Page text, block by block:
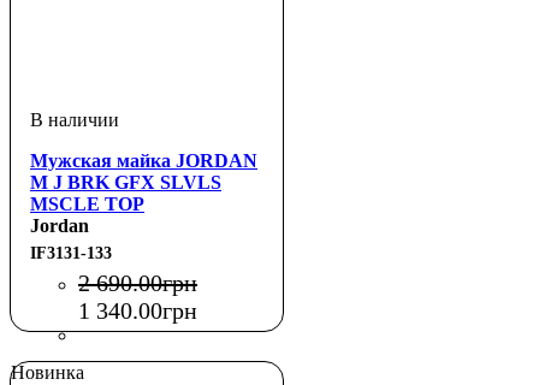
Мужская майка JORDAN
M J BRK GFX SLVLS
MSCLE TOP
Jordan
IF3131-133
2 690.00грн
1 340.00грн
Новинка